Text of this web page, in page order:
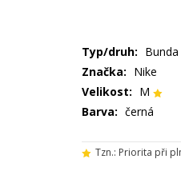
Typ/druh: Bunda
Značka: Nike
Velikost: M
Barva: černá
Tzn.: Priorita při